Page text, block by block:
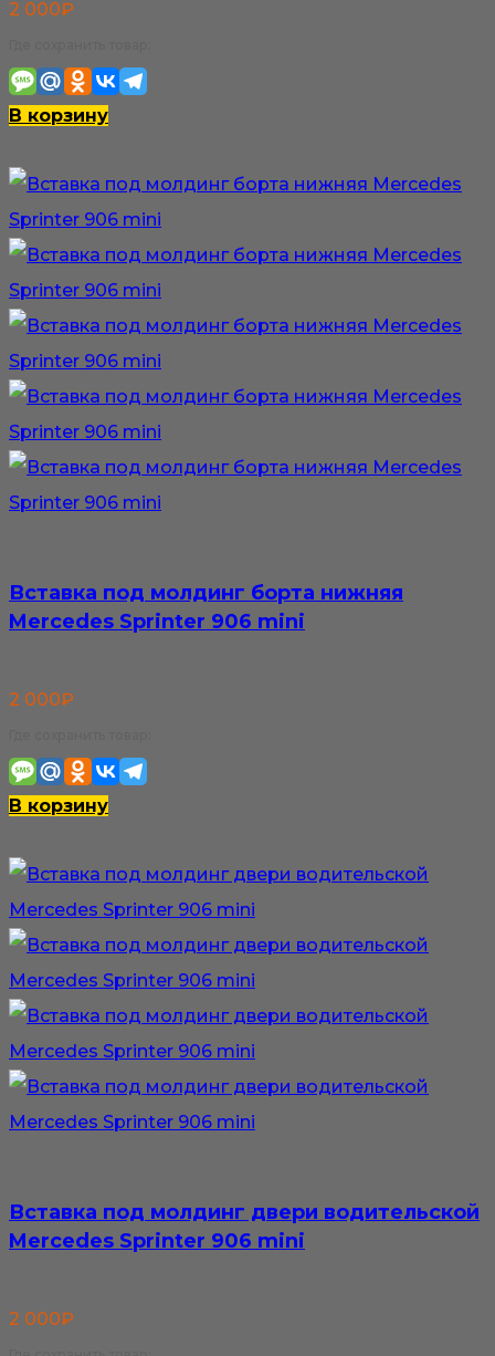
2 000₽
В корзину
Вставка под молдинг борта нижняя
Mercedes Sprinter 906 mini
2 000₽
В корзину
Вставка под молдинг двери водительской
Mercedes Sprinter 906 mini
2 000₽